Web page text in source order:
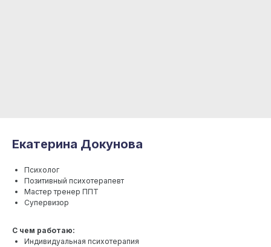
Екатерина Докунова
Психолог
Позитивный психотерапевт
Мастер тренер ППТ
Супервизор
С чем работаю:
Индивидуальная психотерапия